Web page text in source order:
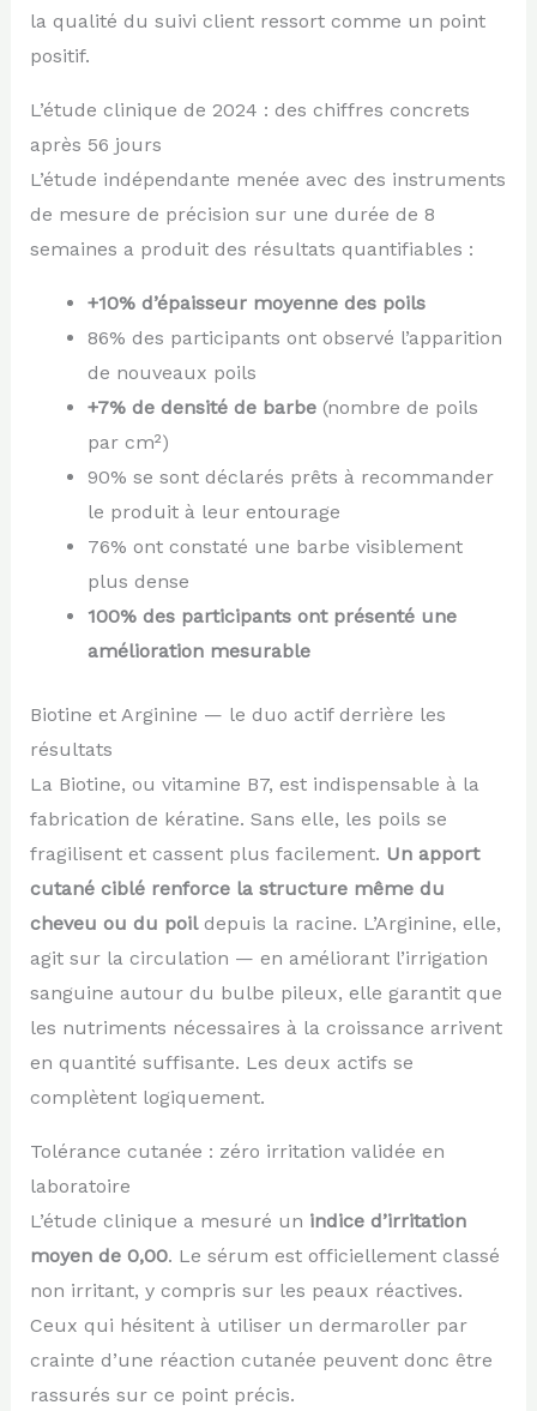
la qualité du suivi client ressort comme un point
positif.
L’étude clinique de 2024 : des chiffres concrets
après 56 jours
L’étude indépendante menée avec des instruments
de mesure de précision sur une durée de 8
semaines a produit des résultats quantifiables :
+10% d’épaisseur moyenne des poils
86% des participants ont observé l’apparition
de nouveaux poils
+7% de densité de barbe(nombre de poils
par cm²)
90% se sont déclarés prêts à recommander
le produit à leur entourage
76% ont constaté une barbe visiblement
plus dense
100% des participants ont présenté une
amélioration mesurable
Biotine et Arginine — le duo actif derrière les
résultats
La Biotine, ou vitamine B7, est indispensable à la
fabrication de kératine. Sans elle, les poils se
fragilisent et cassent plus facilement. Un apport
cutané ciblé renforce la structure même du
cheveu ou du poildepuis la racine. L’Arginine, elle,
agit sur la circulation — en améliorant l’irrigation
sanguine autour du bulbe pileux, elle garantit que
les nutriments nécessaires à la croissance arrivent
en quantité suffisante. Les deux actifs se
complètent logiquement.
Tolérance cutanée : zéro irritation validée en
laboratoire
L’étude clinique a mesuré un indice d’irritation
moyen de 0,00. Le sérum est officiellement classé
non irritant, y compris sur les peaux réactives.
Ceux qui hésitent à utiliser un dermaroller par
crainte d’une réaction cutanée peuvent donc être
rassurés sur ce point précis.